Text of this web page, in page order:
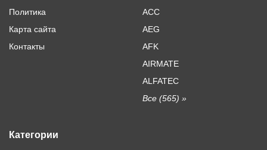
Политика
Карта сайта
Контакты
ACC
AEG
AFK
AIRMATE
ALFATEC
Все (565) »
Категории